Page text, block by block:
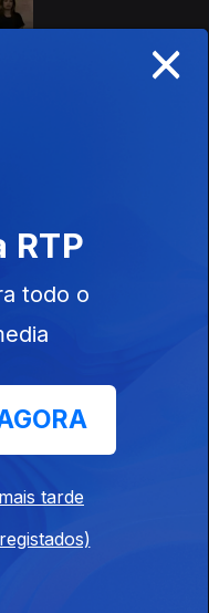
24 jun. 2023
×
RTP
todo o
tarde